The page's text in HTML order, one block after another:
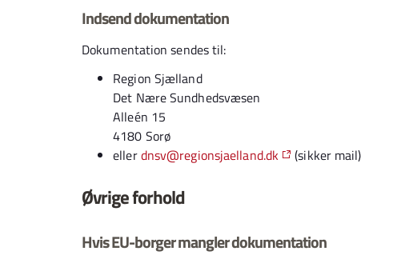
Indsend dokumentation
Dokumentation sendes til:
Region Sjælland
Det Nære Sundhedsvæsen
Alleén 15
4180 Sorø
ellerdnsv@regionsjaelland.dk (sikker mail)
Øvrige forhold
Hvis EU-borger mangler dokumentation